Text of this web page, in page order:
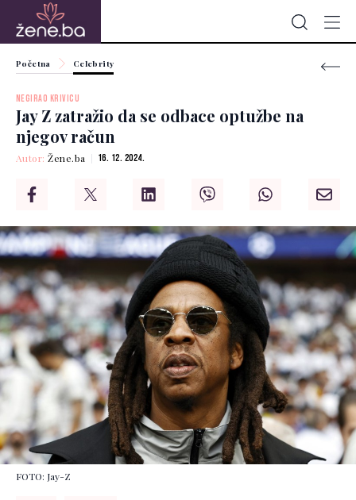
Početna Celebrity
NEGIRAO KRIVICU
Jay Z zatražio da se odbace optužbe na
njegov račun
Autor:Žene.ba 16. 12. 2024.
FOTO: Jay-Z